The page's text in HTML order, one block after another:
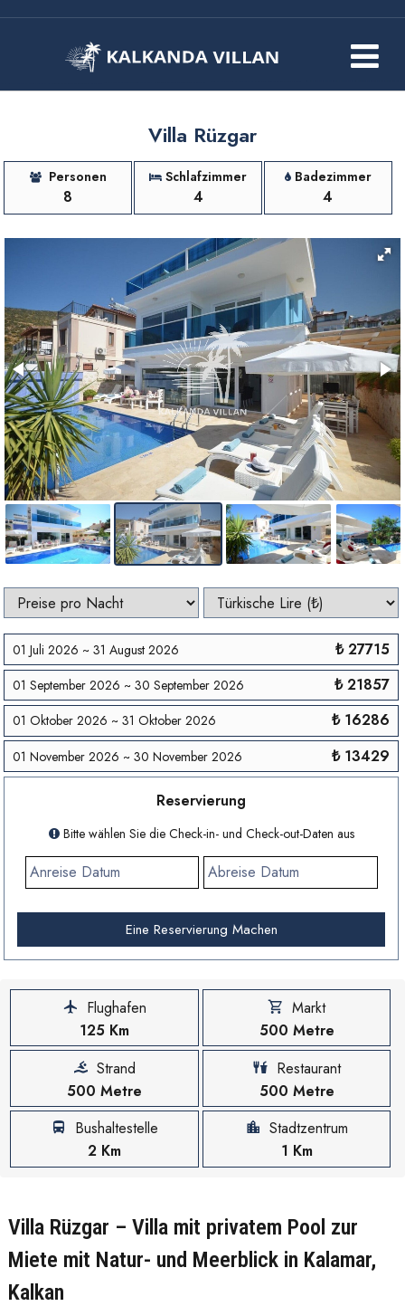
Villa Rüzgar
Personen
8
Schlafzimmer
4
Badezimmer
4
01 Juli 2026 ~ 31 August 2026 ₺ 27715
01 September 2026 ~ 30 September 2026 ₺ 21857
01 Oktober 2026 ~ 31 Oktober 2026 ₺ 16286
01 November 2026 ~ 30 November 2026 ₺ 13429
Reservierung
Bitte wählen Sie die Check-in- und Check-out-Daten aus
Eine Reservierung Machen
Flughafen
125 Km
Markt
500 Metre
Strand
500 Metre
Restaurant
500 Metre
Bushaltestelle
2 Km
Stadtzentrum
1 Km
Villa Rüzgar – Villa mit privatem Pool zur
Miete mit Natur- und Meerblick in Kalamar,
Kalkan